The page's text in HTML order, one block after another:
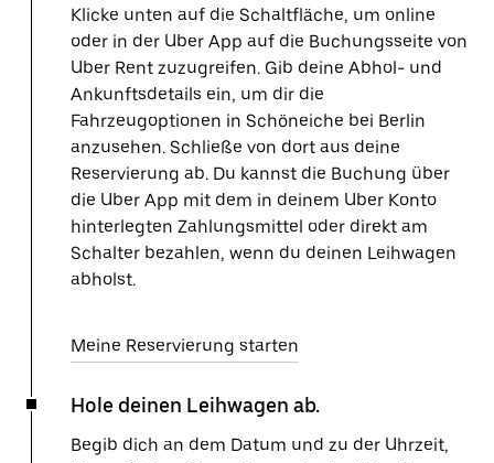
Klicke unten auf die Schaltfläche, um online
oder in der Uber App auf die Buchungsseite von
Uber Rent zuzugreifen. Gib deine Abhol- und
Ankunftsdetails ein, um dir die
Fahrzeugoptionen in Schöneiche bei Berlin
anzusehen. Schließe von dort aus deine
Reservierung ab. Du kannst die Buchung über
die Uber App mit dem in deinem Uber Konto
hinterlegten Zahlungsmittel oder direkt am
Schalter bezahlen, wenn du deinen Leihwagen
abholst.
Meine Reservierung starten
Hole deinen Leihwagen ab.
Begib dich an dem Datum und zu der Uhrzeit,